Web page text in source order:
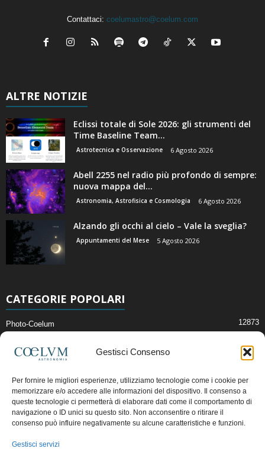
Gestisci Consenso
Per fornire le migliori esperienze, utilizziamo tecnologie come i cookie per
memorizzare e/o accedere alle informazioni del dispositivo. Il consenso a
queste tecnologie ci permetterà di elaborare dati come il comportamento di
navigazione o ID unici su questo sito. Non acconsentire o ritirare il
consenso può influire negativamente su alcune caratteristiche e funzioni.
Gestisci servizi
Contattaci: coelumastro@coelum.com
ALTRE NOTIZIE
Eclissi totale di Sole 2026: gli strumenti del
Time Baseline Team...
Astrotecnica e Osservazione 6 Agosto 2026
Abell 2255 nel radio più profondo di sempre:
nuova mappa del...
Astronomia, Astrofisica e Cosmologia 6 Agosto 2026
Alzando gli occhi al cielo – Vale la sveglia?
Appuntamenti del Mese 5 Agosto 2026
CATEGORIE POPOLARI
Photo-Coelum 12873
News di Astronomia 2409
Cielo del Mese
Astronomia, Astrofisica e Cosmologia
Articoli e Risorse On-Line